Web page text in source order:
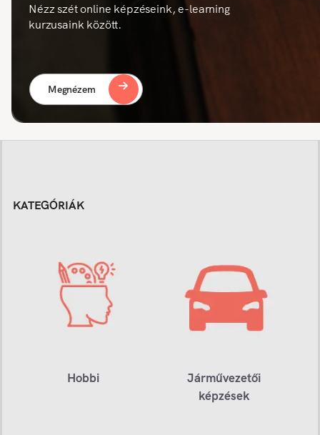
Nézz szét online képzéseink, e-learning
kurzusaink között.
Megnézem
KATEGÓRIÁK
Hobbi
Járművezetői
képzések